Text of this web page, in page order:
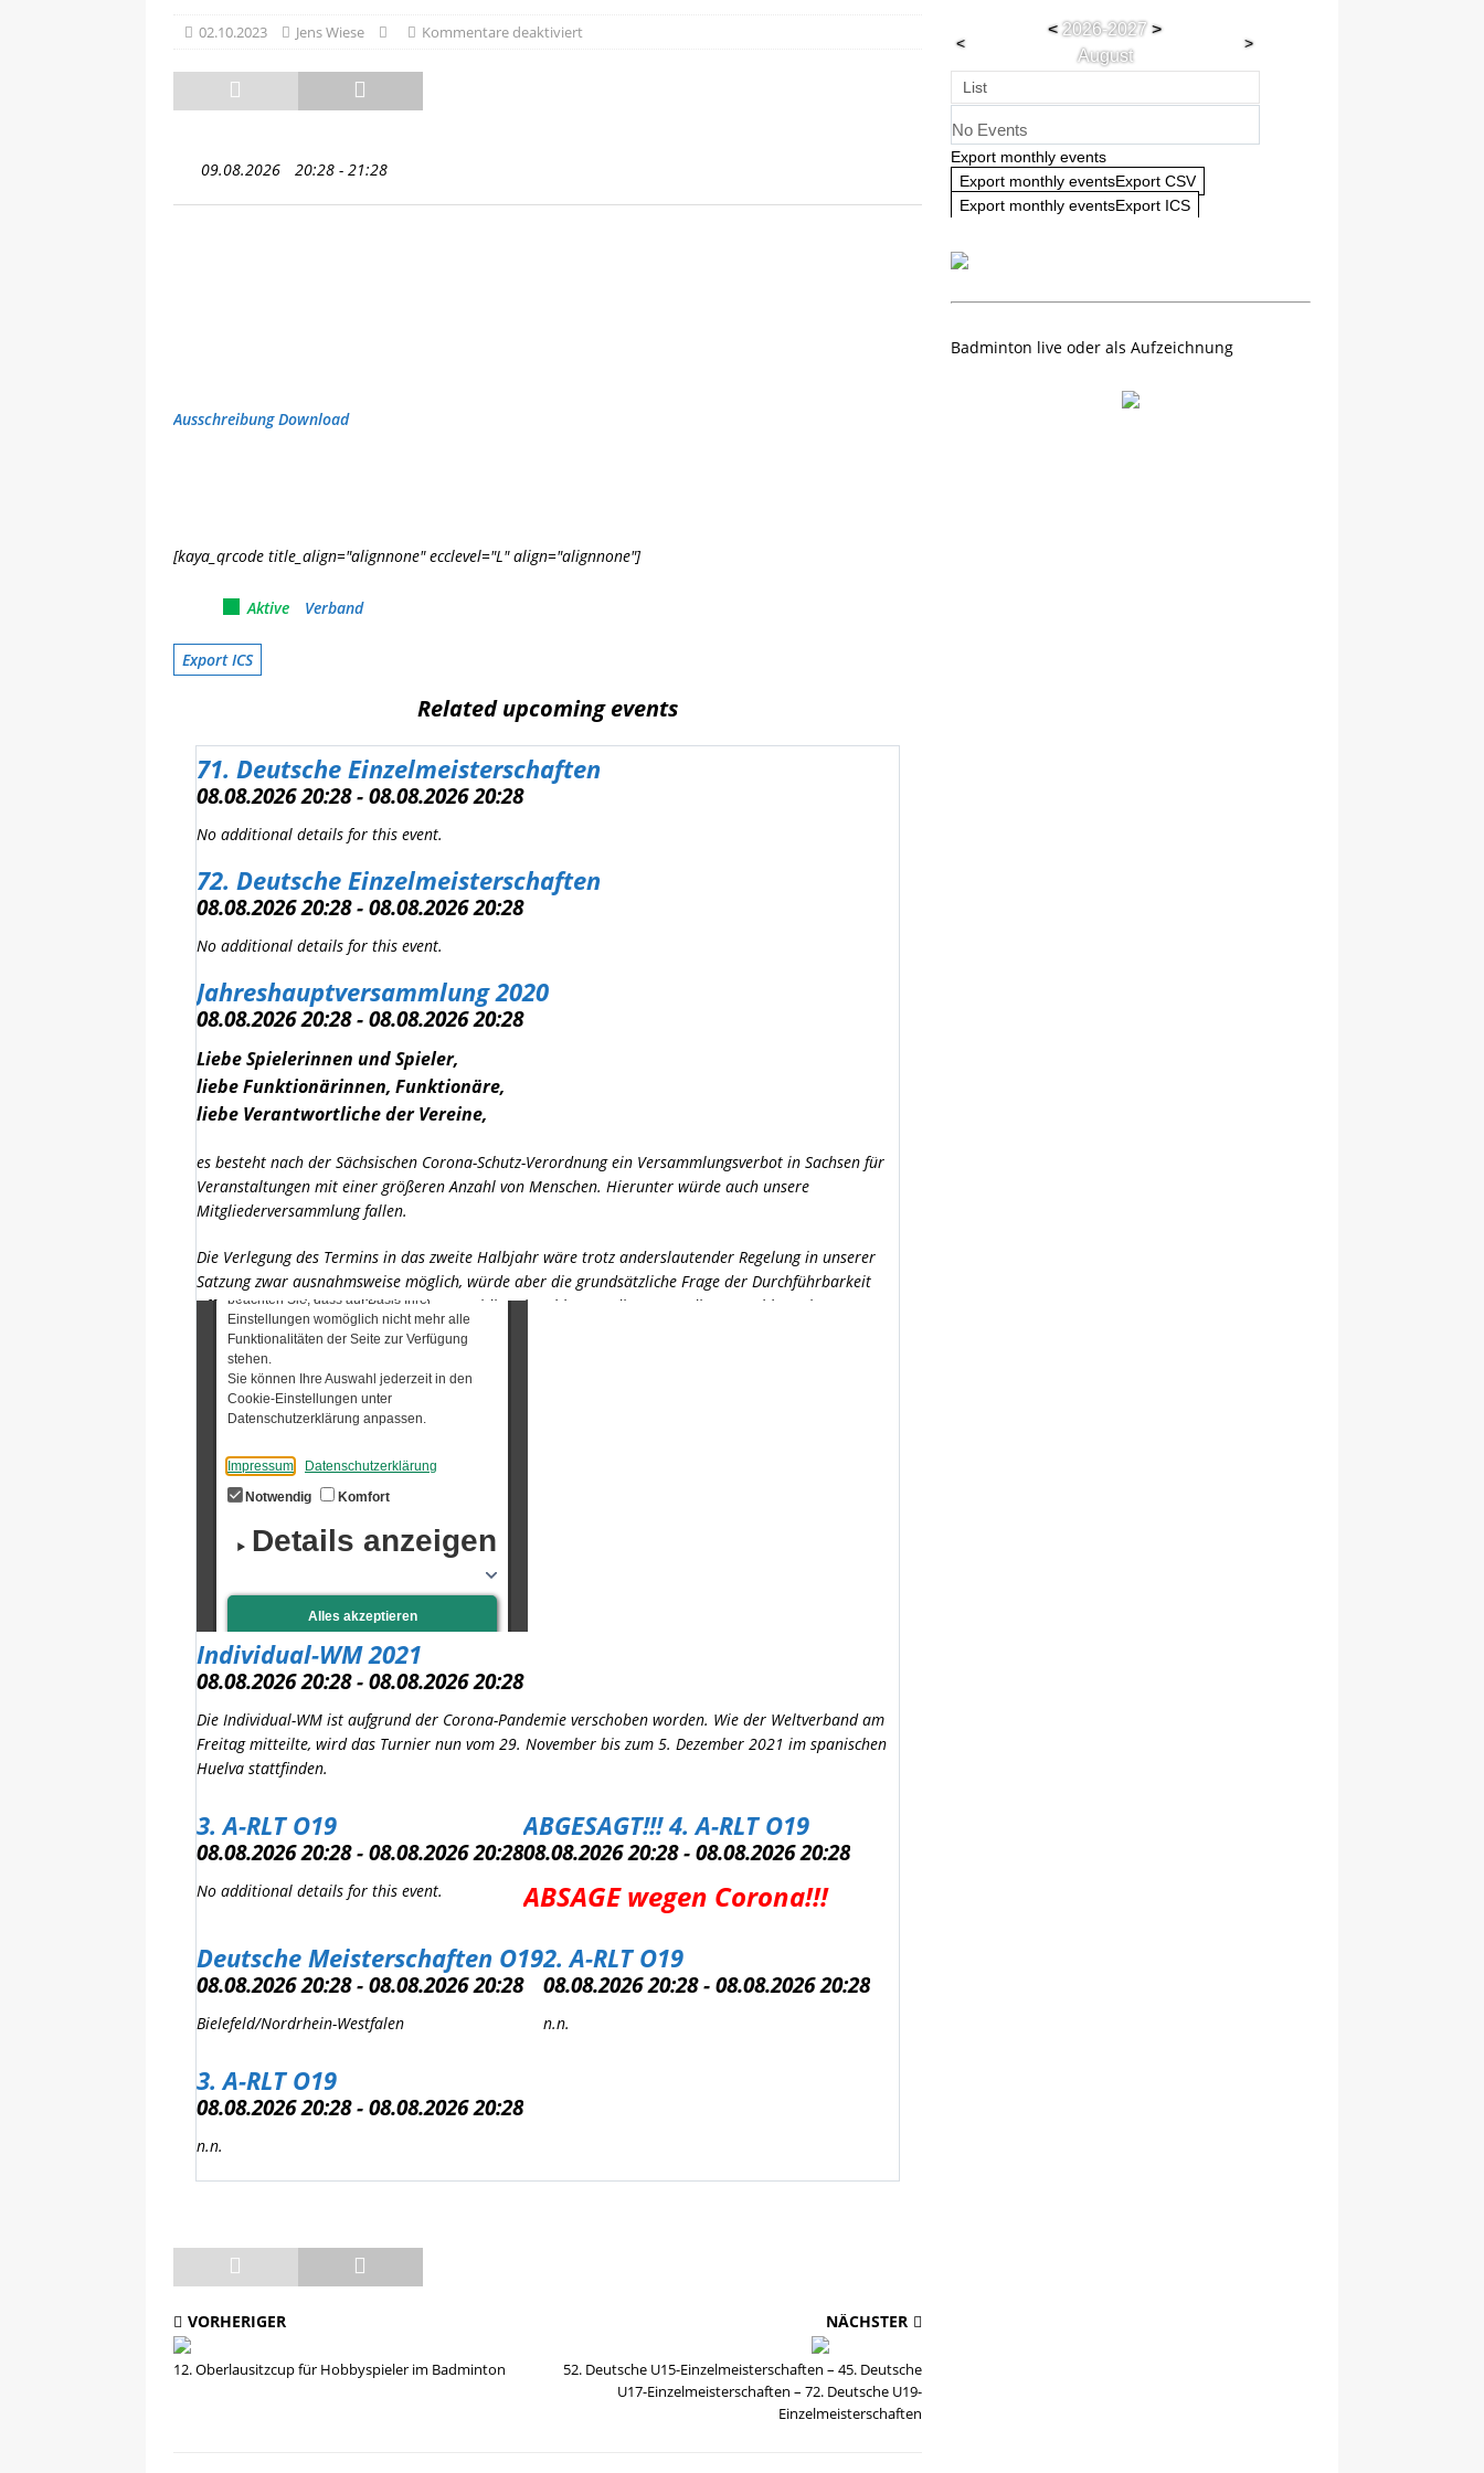
ausgezeichnet
NEWS
[ 13.05.2025 ] Sächsische Rangliste U09 und U11
02.10.2023 Jens Wiese Kommentare deaktiviert
09.08.2026 20:28 - 21:28
Ausschreibung Download
[kaya_qrcode title_align="alignnone" ecclevel="L" align="alignnone"]
Aktive Verband
Export ICS
Related upcoming events
71. Deutsche Einzelmeisterschaften
08.08.2026 20:28 - 08.08.2026 20:28
No additional details for this event.
72. Deutsche Einzelmeisterschaften
08.08.2026 20:28 - 08.08.2026 20:28
No additional details for this event.
Jahreshauptversammlung 2020
08.08.2026 20:28 - 08.08.2026 20:28
Liebe Spielerinnen und Spieler,
liebe Funktionärinnen, Funktionäre,
liebe Verantwortliche der Vereine,
es besteht nach der Sächsischen Corona-Schutz-Verordnung ein Versammlungsverbot in Sachsen für
Veranstaltungen mit einer größeren Anzahl von Menschen. Hierunter würde auch unsere
Mitgliederversammlung fallen.
Die Verlegung des Termins in das zweite Halbjahr wäre trotz anderslautender Regelung in unserer
Satzung zwar ausnahmsweise möglich, würde aber die grundsätzliche Frage der Durchführbarkeit
offen lassen. Schlussendlich hat das Präsidium beschlossen, die notwendigen Beschlüsse im
Umlaufverfahren herbei zu führen.
Die Beschlussliste und der Rechenschaftsbericht 2019 wurde den Vereinen per Mail
zugesandt. Termin zur Abgabe der Beschlussliste ist der 20.06.2020.
Michael Götz
Präsident BVS
Gruppe SüdOst SODM Aktive
08.08.2026 20:28 - 08.08.2026 20:28
Individual-WM 2021
08.08.2026 20:28 - 08.08.2026 20:28
Die Individual-WM ist aufgrund der Corona-Pandemie verschoben worden. Wie der Weltverband am
Freitag mitteilte, wird das Turnier nun vom 29. November bis zum 5. Dezember 2021 im spanischen
Huelva stattfinden.
3. A-RLT O19
08.08.2026 20:28 - 08.08.2026 20:28
No additional details for this event.
ABGESAGT!!! 4. A-RLT O19
08.08.2026 20:28 - 08.08.2026 20:28
ABSAGE wegen Corona!!!
Deutsche Meisterschaften O19
08.08.2026 20:28 - 08.08.2026 20:28
Bielefeld/Nordrhein-Westfalen
2. A-RLT O19
08.08.2026 20:28 - 08.08.2026 20:28
n.n.
3. A-RLT O19
08.08.2026 20:28 - 08.08.2026 20:28
n.n.
VORHERIGER
12. Oberlausitzcup für Hobbyspieler im Badminton
NÄCHSTER
52. Deutsche U15-Einzelmeisterschaften – 45. Deutsche
U17-Einzelmeisterschaften – 72. Deutsche U19-
Einzelmeisterschaften
<
< 2026-2027>
August
>
List
No Events
Export monthly events
Export monthly eventsExport CSV
Export monthly eventsExport ICS
Badminton live oder als Aufzeichnung